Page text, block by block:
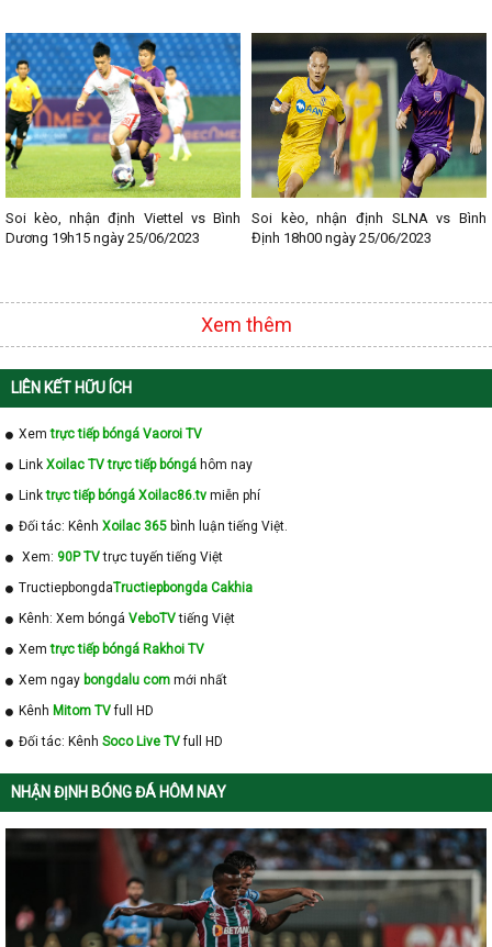
- Lịch thi đấu V - League
- Lịch thi đấu Cup C1
Soi kèo, nhận định Viettel vs Bình
Dương 19h15 ngày 25/06/2023
Soi kèo, nhận định SLNA vs Bình
Định 18h00 ngày 25/06/2023
Xem thêm
LIÊN KẾT HỮU ÍCH
Xemtrực tiếp bóngá Vaoroi TV
Link Xoilac TV trực tiếp bóngá hôm nay
Linktrực tiếp bóngá Xoilac86.tv miễn phí
Đối tác: Kênh Xoilac 365 bình luận tiếng Việt.
Xem: 90P TVtrực tuyến tiếng Việt
TructiepbongdaTructiepbongda Cakhia
Kênh: Xem bóngá VeboTVtiếng Việt
Xemtrực tiếp bóngá Rakhoi TV
Xem ngay bongdalu com mới nhất
Kênh Mitom TVfull HD
Đối tác: Kênh Soco Live TVfull HD
NHẬN ĐỊNH BÓNG ĐÁ HÔM NAY